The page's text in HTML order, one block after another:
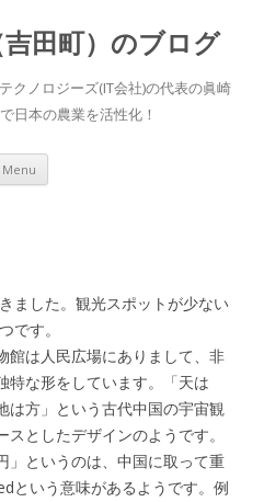
田町）のブログ
クノロジーズ(IT会社)の代表の眞崎
日本の農業を活性化！
Menu Skip to content
ました。観光スポットが少ない
です。
館は人民広場にありまして、非
特な形をしています。「天は
は方」という古代中国の宇宙観
スとしたデザインのようです。
」というのは、中国に取って重
という意味があるようです。例